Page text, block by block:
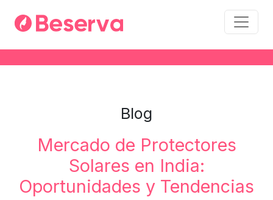
Blog
Mercado de Protectores
Solares en India:
Oportunidades y Tendencias